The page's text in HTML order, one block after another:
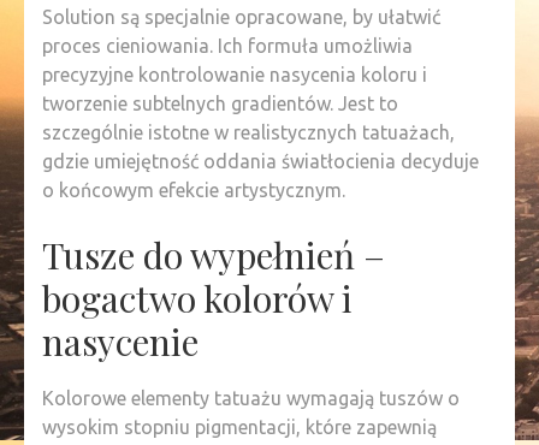
Solution są specjalnie opracowane, by ułatwić
proces cieniowania. Ich formuła umożliwia
precyzyjne kontrolowanie nasycenia koloru i
tworzenie subtelnych gradientów. Jest to
szczególnie istotne w realistycznych tatuażach,
gdzie umiejętność oddania światłocienia decyduje
o końcowym efekcie artystycznym.
Tusze do wypełnień –
bogactwo kolorów i
nasycenie
Kolorowe elementy tatuażu wymagają tuszów o
wysokim stopniu pigmentacji, które zapewnią